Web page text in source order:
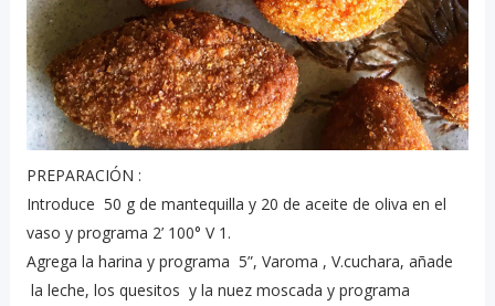
PREPARACIÓN :
Introduce 50 g de mantequilla y 20 de aceite de oliva en el
vaso y programa 2’ 100° V 1.
Agrega la harina y programa 5”, Varoma , V.cuchara, añade
la leche, los quesitos y la nuez moscada y programa